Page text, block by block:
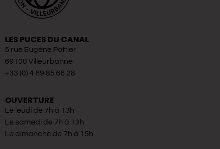
LES PUCES DU CANAL
5 rue Eugène Pottier
69100 Villeurbanne
+33 (0) 4 69 85 66 28
OUVERTURE
Le jeudi de 7h à 13h
Le samedi de 7h à 13h
Le dimanche de 7h à 15h